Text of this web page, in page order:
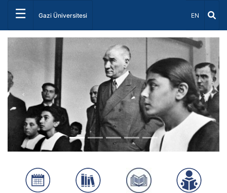
☰ Gazi Üniversitesi Dil Seçiniz
EN
Önceki